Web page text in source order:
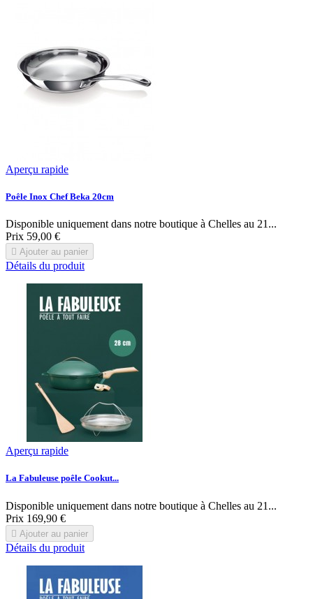
Aperçu rapide
Poêle Inox Chef Beka 20cm
Disponible uniquement dans notre boutique à Chelles au 21...
Prix 59,00 €
 Ajouter au panier
Détails du produit
Aperçu rapide
La Fabuleuse poêle Cookut...
Disponible uniquement dans notre boutique à Chelles au 21...
Prix 169,90 €
 Ajouter au panier
Détails du produit